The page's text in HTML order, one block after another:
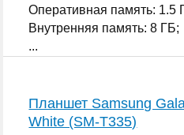
Оперативная память: 1.5
Внутренняя память: 8 ГБ;
...
Планшет Samsung
White (SM-T335)